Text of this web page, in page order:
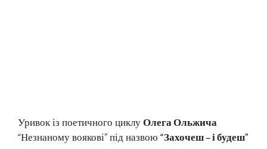
Уривок із поетичного циклуОлега Ольжича
“Незнаному воякові” під назвою “Захочеш – і будеш”